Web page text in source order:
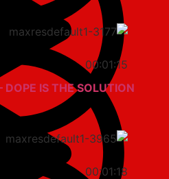
00:01:15
– DOPE IS THE SOLUTION
00:01:18